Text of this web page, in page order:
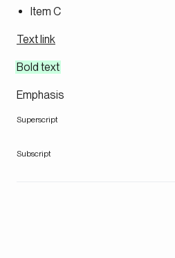
Item C
Text link
Bold text
Emphasis
Superscript
Subscript